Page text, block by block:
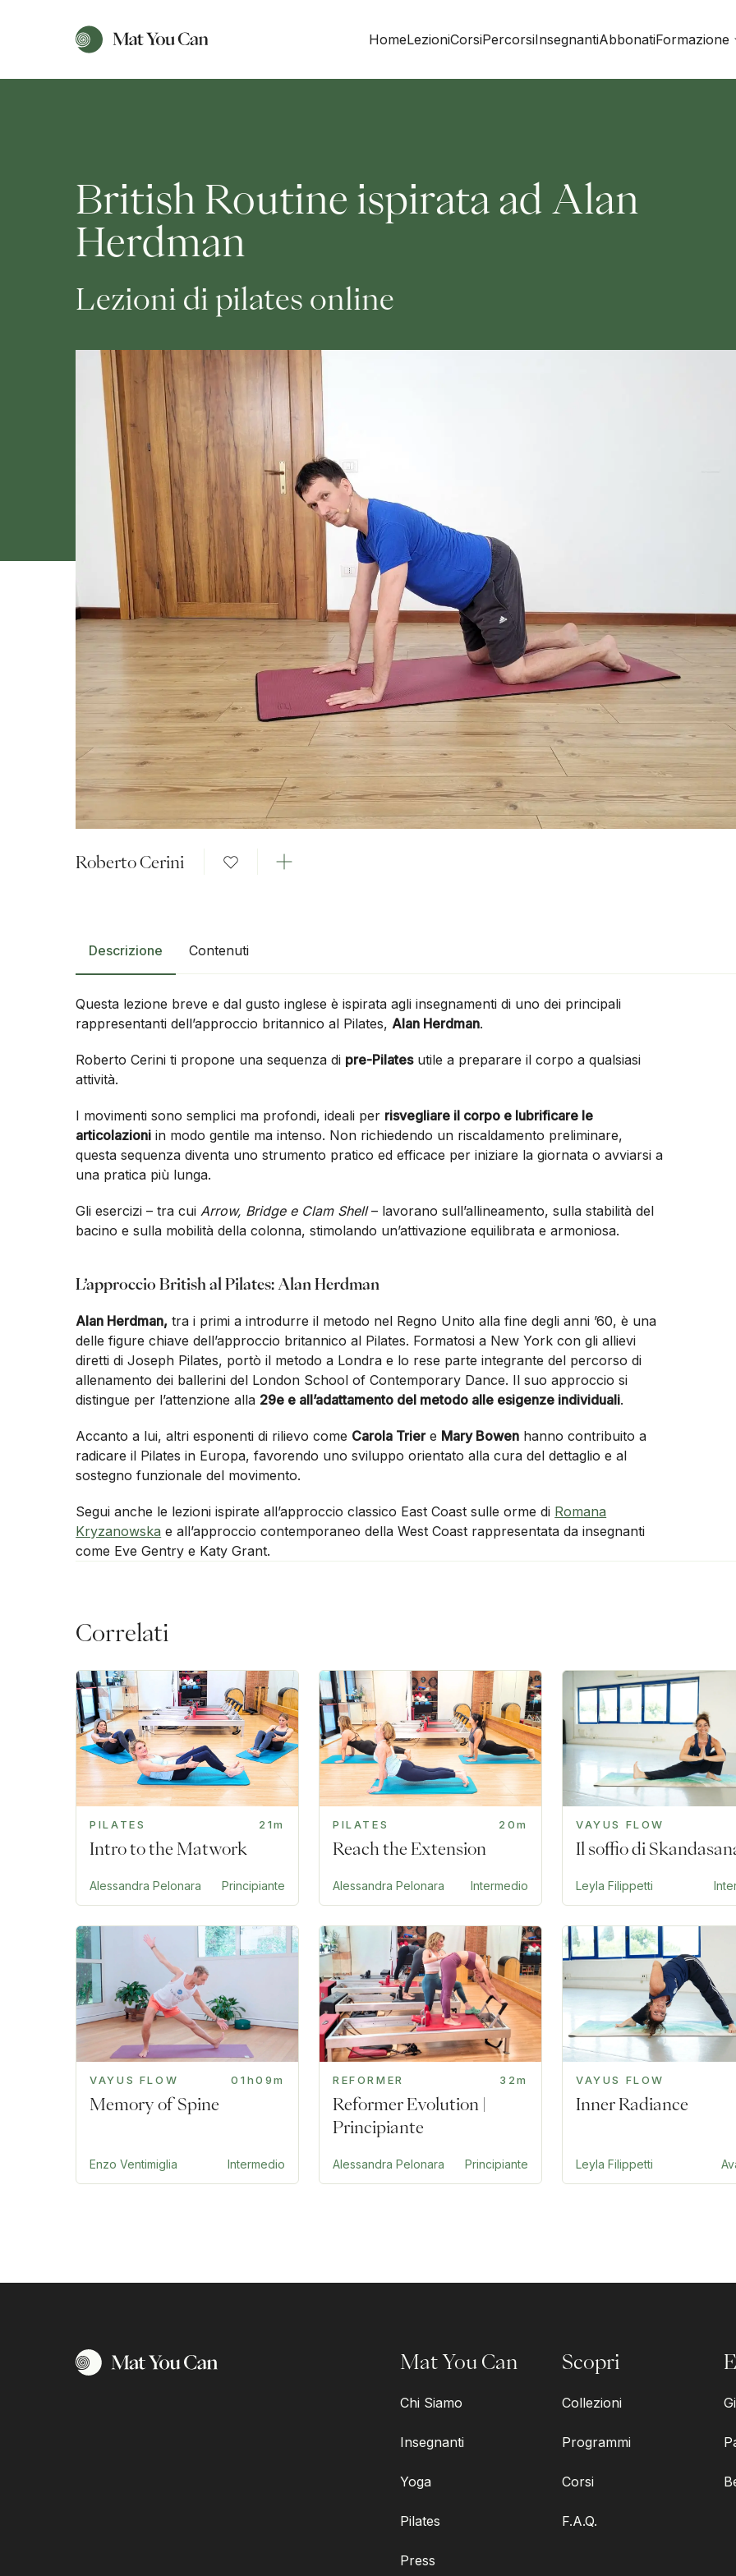
HomeLezioniCorsiPercorsiInsegnantiAbbonatiFormazione
British Routine ispirata ad Alan
Herdman
Lezioni di pilates online
Roberto Cerini
Descrizione Contenuti
Questa lezione breve e dal gusto inglese è ispirata agli insegnamenti di uno dei principali
rappresentanti dell’approccio britannico al Pilates,Alan Herdman.
Roberto Cerini ti propone una sequenza di pre-Pilatesutile a preparare il corpo a qualsiasi
attività.
I movimenti sono semplici ma profondi, ideali per risvegliare il corpo e lubrificare le
articolazioni in modo gentile ma intenso. Non richiedendo un riscaldamento preliminare,
questa sequenza diventa uno strumento pratico ed efficace per iniziare la giornata o avviarsi a
una pratica più lunga.
Gli esercizi – tra cuiArrow, Bridge e Clam Shell– lavorano sull’allineamento, sulla stabilità del
bacino e sulla mobilità della colonna, stimolando un’attivazione equilibrata e armoniosa.
L’approccio British al Pilates: Alan Herdman
Alan Herdman, tra i primi a introdurre il metodo nel Regno Unito alla fine degli anni ’60, è una
delle figure chiave dell’approccio britannico al Pilates. Formatosi a New York con gli allievi
diretti di Joseph Pilates, portò il metodo a Londra e lo rese parte integrante del percorso di
allenamento dei ballerini del London School of Contemporary Dance. Il suo approccio si
distingue per l’attenzione alla 29e e all’adattamento del metodo alle esigenze individuali.
Accanto a lui, altri esponenti di rilievo come Carola Triere Mary Bowen hanno contribuito a
radicare il Pilates in Europa, favorendo uno sviluppo orientato alla cura del dettaglio e al
sostegno funzionale del movimento.
Segui anche le lezioni ispirate all’approccio classico East Coast sulle orme di Romana
Kryzanowska e all’approccio contemporaneo della West Coast rappresentata da insegnanti
come Eve Gentry e Katy Grant.
Correlati
PILATES 21m
Intro to the Matwork
Alessandra Pelonara Principiante
PILATES 20m
Reach the Extension
Alessandra Pelonara Intermedio
VAYUS FLOW
Il soffio di
Leyla Filippetti
VAYUS FLOW 01h09m
Memory of Spine
Enzo Ventimiglia Intermedio
REFORMER 32m
Reformer Evolution |
Principiante
Alessandra Pelonara Principiante
VAYUS FLOW
Inner Radiance
Leyla Filippetti
Mat You Can
Chi Siamo
Insegnanti
Yoga
Pilates
Press
Scopri
Collezioni
Programmi
Corsi
F.A.Q.